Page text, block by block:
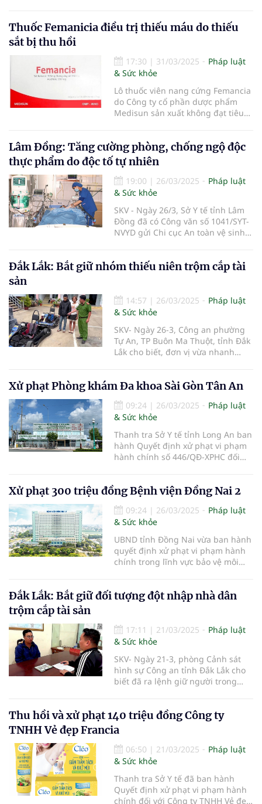
Thuốc Femanicia điều trị thiếu máu do thiếu
sắt bị thu hồi
17:30 | 31/03/2025
Pháp luật
& Sức khỏe
Lô thuốc viên nang cứng Femancia
do Công ty cổ phần dược phẩm
Medisun sản xuất không đạt tiêu
định về vi phạm chất lượng thuốc,
Bộ Y tế đã ban hành công văn yêu
cầu thu hồi.
Lâm Đồng: Tăng cường phòng, chống ngộ độc
thực phẩm do độc tố tự nhiên
19:00 | 26/03/2025
Pháp luật
& Sức khỏe
SKV - Ngày 26/3, Sở Y tế tỉnh Lâm
Đồng đã có Công văn số 1041/SYT-
NVYD gửi Chi cục An toàn vệ sinh
tế các huyện, thành phố trên địa
do độc tố tự nhiên năm 2025.
Đắk Lắk: Bắt giữ nhóm thiếu niên trộm cắp tài
sản
14:57 | 26/03/2025
Pháp luật
& Sức khỏe
SKV- Ngày 26-3, Công an phường
Tự An, TP Buôn Ma Thuột, tỉnh Đắk
Lắk cho biết, đơn vị vừa nhanh
đua trộm cắp 2 chiếc xe đua trị giá
Xử phạt Phòng khám Đa khoa Sài Gòn Tân An
09:24 | 26/03/2025
Pháp luật
& Sức khỏe
Thanh tra Sở Y tế tỉnh Long An ban
hành Quyết định xử phạt vi phạm
hành chính số 446/QĐ-XPHC đối
khoa Sài Gòn Tân An) tại 211 Quốc
Long An.
Xử phạt 300 triệu đồng Bệnh viện Đồng Nai 2
09:24 | 26/03/2025
Pháp luật
& Sức khỏe
UBND tỉnh Đồng Nai vừa ban hành
quyết định xử phạt vi phạm hành
chính trong lĩnh vực bảo vệ môi
Đồng Khởi, Phường Bình Đa,
Đắk Lắk: Bắt giữ đối tượng đột nhập nhà dân
trộm cắp tài sản
17:11 | 21/03/2025
Pháp luật
& Sức khỏe
SKV- Ngày 21-3, phòng Cảnh sát
hình sự Công an tỉnh Đắk Lắk cho
biết đã ra lệnh giữ người trong
phường Tự An, TP Buôn Ma Thuột,
tỉnh Đắk Lắk để điều tra về hành vi
trộm cắp 150 triệu đồng của người
dân.
Thu hồi và xử phạt 140 triệu đồng Công ty
TNHH Vẻ đẹp Francia
06:50 | 21/03/2025
Pháp luật
& Sức khỏe
Thanh tra Sở Y tế đã ban hành
Quyết định xử phạt vi phạm hành
chính đối với Công ty TNHH Vẻ đẹp